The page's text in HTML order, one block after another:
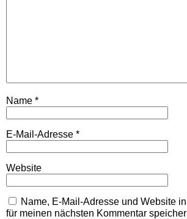
Name *
E-Mail-Adresse *
Website
Name, E-Mail-Adresse und Website
für meinen nächsten Kommentar